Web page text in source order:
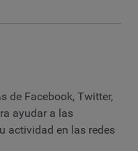
de Facebook, Twitter,
ayudar a las
actividad en las redes